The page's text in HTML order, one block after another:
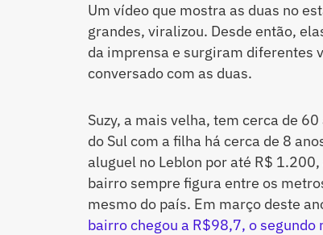
Um vídeo que mostra as duas no
grandes, viralizou. Desde então,
da imprensa e surgiram diferentes
conversado com as duas.
Suzy, a mais velha, tem cerca de
do Sul com a filha há cerca de 8
aluguel no Leblon por até R$
bairro sempre figura entre os
mesmo do país. Em março deste
bairro chegou a R$98,7, o